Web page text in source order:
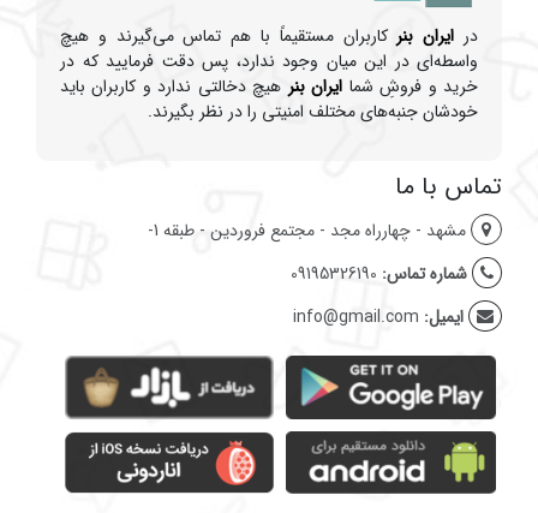
در ایران بنر کاربران مستقیماً با هم تماس می‌گیرند و هیچ
واسطه‌ای در این میان وجود ندارد، پس دقت فرمایید که در
خرید و فروشِ شما ایران بنر هیچ دخالتی ندارد و کاربران باید
خودشان جنبه‌های مختلف امنیتی را در نظر بگیرند.
تماس با ما
مشهد - چهارراه مجد - مجتمع فروردین - طبقه 1-
شماره تماس: 09195326190
ایمیل: info@gmail.com